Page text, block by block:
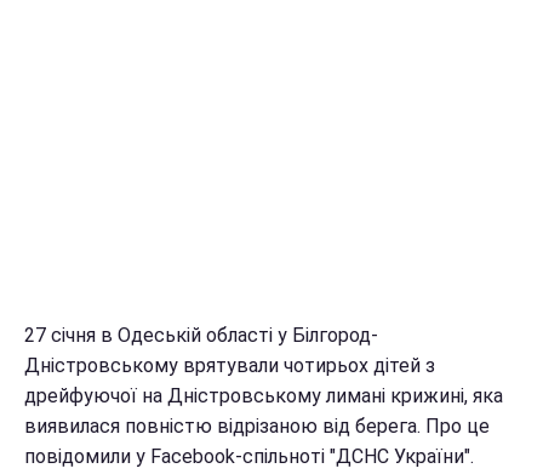
27 січня в Одеській області у Білгород-
Дністровському врятували чотирьох дітей з
дрейфуючої на Дністровському лимані крижині, яка
виявилася повністю відрізаною від берега. Про це
повідомили у Facebook-спільноті "ДСНС України".